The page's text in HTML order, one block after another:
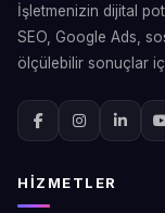
İşletmenizin dijital
SEO, Google Ads,
ölçülebilir sonuçlar
HIZMETLER